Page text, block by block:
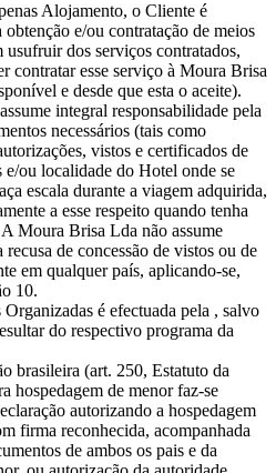
Alojamento, o Cliente é
e/ou contratação de meios
dos serviços contratados,
contratar esse serviço à Moura Brisa
e desde que esta o aceite).
integral responsabilidade pela
necessários (tais como
vistos e certificados de
e/ou localidade do Hotel onde se
escala durante a viagem adquirida,
a esse respeito quando tenha
Moura Brisa Lda não assume
de concessão de vistos ou de
em qualquer país, aplicando-se,
10.
é efectuada pela , salvo
do respectivo programa da
brasileira (art. 250, Estatuto da
hospedagem de menor faz-se
autorizando a hospedagem
firma reconhecida, acompanhada
de ambos os pais e da